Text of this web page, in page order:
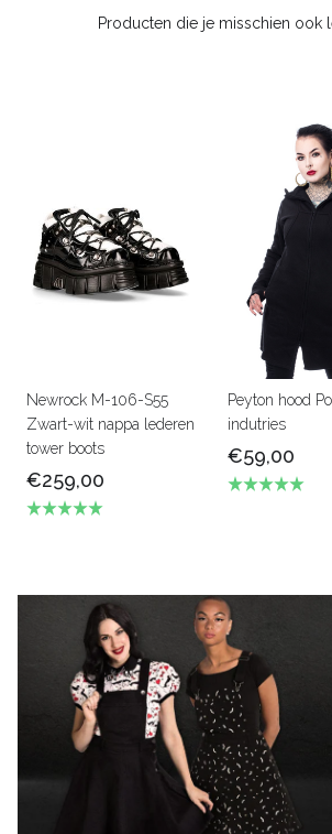
Producten die je misschien ook
Newrock M-106-S55
Zwart-wit nappa lederen
tower boots
€259,00
Peyton hood
indutries
€59,00